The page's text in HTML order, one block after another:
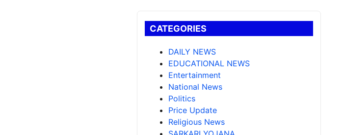
CATEGORIES
DAILY NEWS
EDUCATIONAL NEWS
Entertainment
National News
Politics
Price Update
Religious News